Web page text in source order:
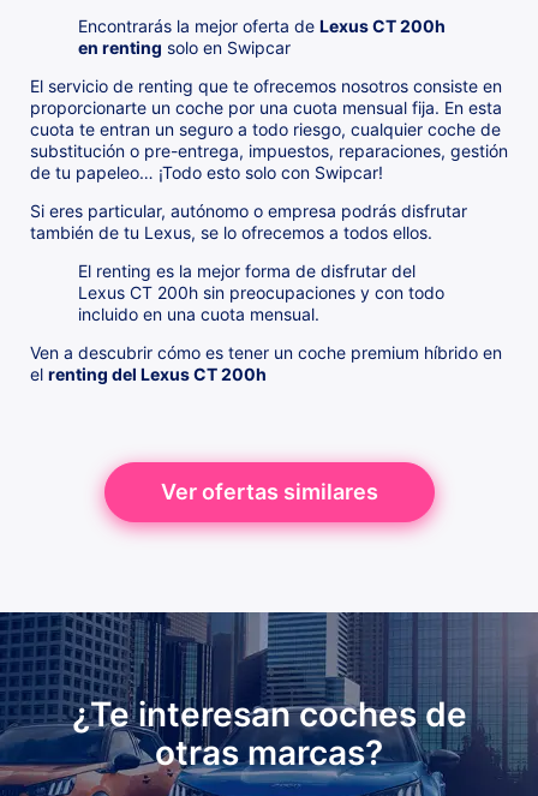
Encontrarás la mejor oferta de Lexus CT 200h
en renting solo en Swipcar
El servicio de renting que te ofrecemos nosotros consiste en
proporcionarte un coche por una cuota mensual fija. En esta
cuota te entran un seguro a todo riesgo, cualquier coche de
substitución o pre-entrega, impuestos, reparaciones, gestión
de tu papeleo… ¡Todo esto solo con Swipcar!
Si eres particular, autónomo o empresa podrás disfrutar
también de tu Lexus, se lo ofrecemos a todos ellos.
El renting es la mejor forma de disfrutar del
Lexus CT 200h sin preocupaciones y con todo
incluido en una cuota mensual.
Ven a descubrir cómo es tener un coche premium híbrido en
el renting del Lexus CT 200h
Ver ofertas similares
¿Te interesan coches de
otras marcas?